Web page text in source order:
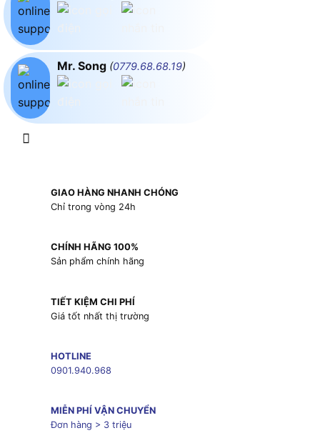
Mr. Song (0779.68.68.19)
GIAO HÀNG NHANH CHÓNG
Chỉ trong vòng 24h
CHÍNH HÃNG 100%
Sản phẩm chính hãng
TIẾT KIỆM CHI PHÍ
Giá tốt nhất thị trường
HOTLINE
0901.940.968
MIỄN PHÍ VẬN CHUYỂN
Đơn hàng > 3 triệu